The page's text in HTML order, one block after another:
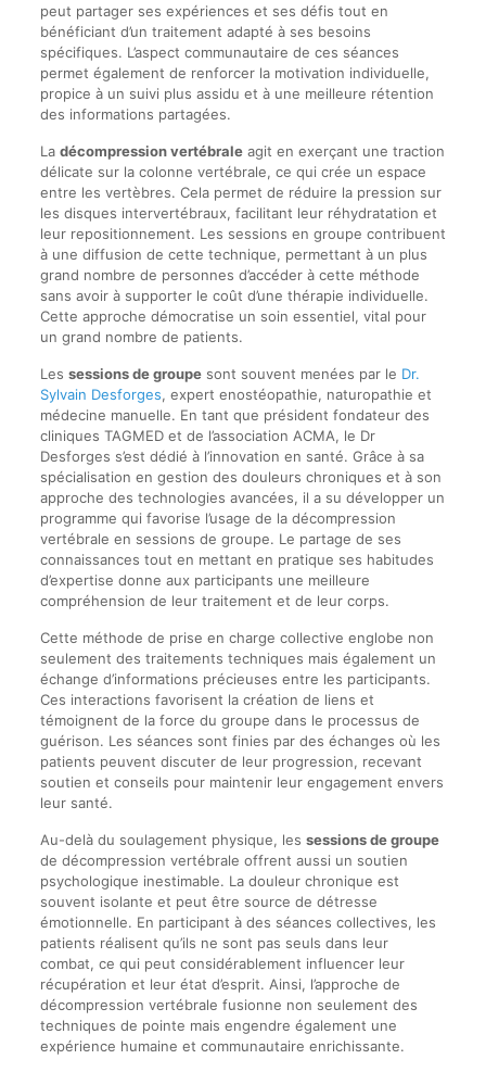
peut partager ses expériences et ses défis tout en
bénéficiant d’un traitement adapté à ses besoins
spécifiques. L’aspect communautaire de ces séances
permet également de renforcer la motivation individuelle,
propice à un suivi plus assidu et à une meilleure rétention
des informations partagées.
La décompression vertébraleagit en exerçant une traction
délicate sur la colonne vertébrale, ce qui crée un espace
entre les vertèbres. Cela permet de réduire la pression sur
les disques intervertébraux, facilitant leur réhydratation et
leur repositionnement. Les sessions en groupe contribuent
à une diffusion de cette technique, permettant à un plus
grand nombre de personnes d’accéder à cette méthode
sans avoir à supporter le coût d’une thérapie individuelle.
Cette approche démocratise un soin essentiel, vital pour
un grand nombre de patients.
Les sessions de groupesont souvent menées par le Dr.
Sylvain Desforges, expert enostéopathie, naturopathie et
médecine manuelle. En tant que président fondateur des
cliniques TAGMED et de l’association ACMA, le Dr
Desforges s’est dédié à l’innovation en santé. Grâce à sa
spécialisation en gestion des douleurs chroniques et à son
approche des technologies avancées, il a su développer un
programme qui favorise l’usage de la décompression
vertébrale en sessions de groupe. Le partage de ses
connaissances tout en mettant en pratique ses habitudes
d’expertise donne aux participants une meilleure
compréhension de leur traitement et de leur corps.
Cette méthode de prise en charge collective englobe non
seulement des traitements techniques mais également un
échange d’informations précieuses entre les participants.
Ces interactions favorisent la création de liens et
témoignent de la force du groupe dans le processus de
guérison. Les séances sont finies par des échanges où les
patients peuvent discuter de leur progression, recevant
soutien et conseils pour maintenir leur engagement envers
leur santé.
Au-delà du soulagement physique, les sessions de groupe
de décompression vertébrale offrent aussi un soutien
psychologique inestimable. La douleur chronique est
souvent isolante et peut être source de détresse
émotionnelle. En participant à des séances collectives, les
patients réalisent qu’ils ne sont pas seuls dans leur
combat, ce qui peut considérablement influencer leur
récupération et leur état d’esprit. Ainsi, l’approche de
décompression vertébrale fusionne non seulement des
techniques de pointe mais engendre également une
expérience humaine et communautaire enrichissante.